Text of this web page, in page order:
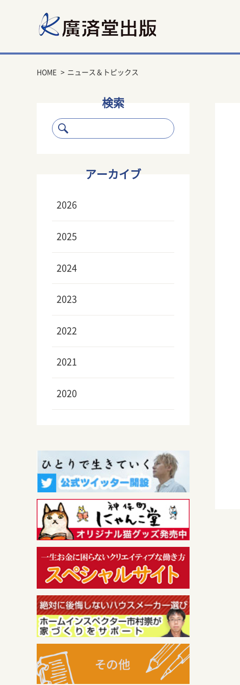
HOME ニュース＆トピックス
検索
アーカイブ
2026
2025
2024
2023
2022
2021
2020